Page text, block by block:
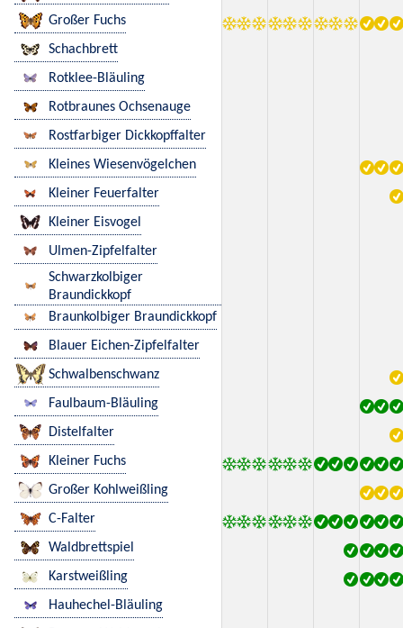
Großer Fuchs
Schachbrett
Rotklee-Bläuling
Rotbraunes Ochsenauge
Rostfarbiger Dickkopffalter
Kleines Wiesenvögelchen
Kleiner Feuerfalter
Kleiner Eisvogel
Ulmen-Zipfelfalter
Schwarzkolbiger
Braundickkopf
Braunkolbiger Braundickkopf
Blauer Eichen-Zipfelfalter
Schwalbenschwanz
Faulbaum-Bläuling
Distelfalter
Kleiner Fuchs
Großer Kohlweißling
C-Falter
Waldbrettspiel
Karstweißling
Hauhechel-Bläuling